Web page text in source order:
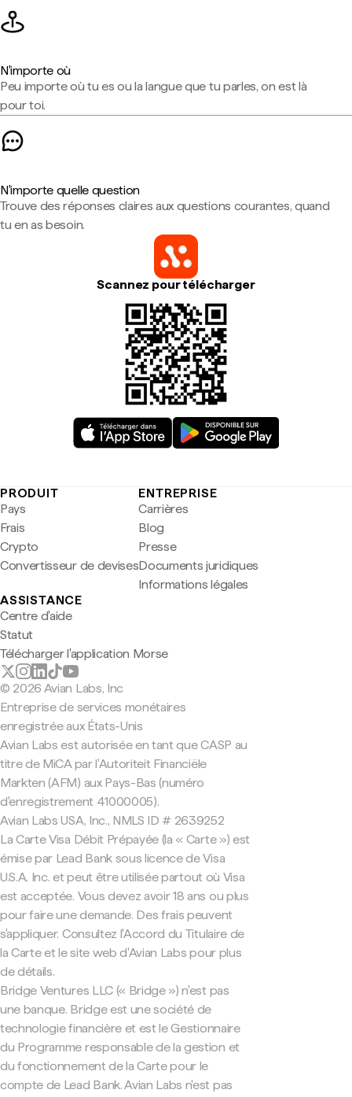
N'importe où
Peu importe où tu es ou la langue que tu parles, on est là
pour toi.
N'importe quelle question
Trouve des réponses claires aux questions courantes, quand
tu en as besoin.
Scannez pour télécharger
PRODUIT
Pays
Frais
Crypto
Convertisseur de devises
ENTREPRISE
Carrières
Blog
Presse
Documents juridiques
Informations légales
ASSISTANCE
Centre d'aide
Statut
Télécharger l'application Morse
© 2026 Avian Labs, Inc
Entreprise de services monétaires
enregistrée aux États-Unis
Avian Labs est autorisée en tant que CASP au
titre de MiCA par l'Autoriteit Financiële
Markten (AFM) aux Pays-Bas (numéro
d'enregistrement 41000005).
Avian Labs USA, Inc., NMLS ID # 2639252
La Carte Visa Débit Prépayée (la « Carte ») est
émise par Lead Bank sous licence de Visa
U.S.A. Inc. et peut être utilisée partout où Visa
est acceptée. Vous devez avoir 18 ans ou plus
pour faire une demande. Des frais peuvent
s'appliquer. Consultez l'Accord du Titulaire de
la Carte et le site web d'Avian Labs pour plus
de détails.
Bridge Ventures LLC (« Bridge ») n'est pas
une banque. Bridge est une société de
technologie financière et est le Gestionnaire
du Programme responsable de la gestion et
du fonctionnement de la Carte pour le
compte de Lead Bank. Avian Labs n'est pas